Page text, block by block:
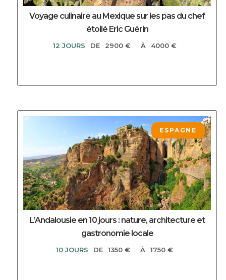
Voyage culinaire au Mexique sur les pas du chef
étoilé Eric Guérin
12 JOURS DE 2900 € À 4000 €
L’Andalousie en 10 jours : nature, architecture et
gastronomie locale
10 JOURS DE 1350 € À 1750 €
ESPAGNE